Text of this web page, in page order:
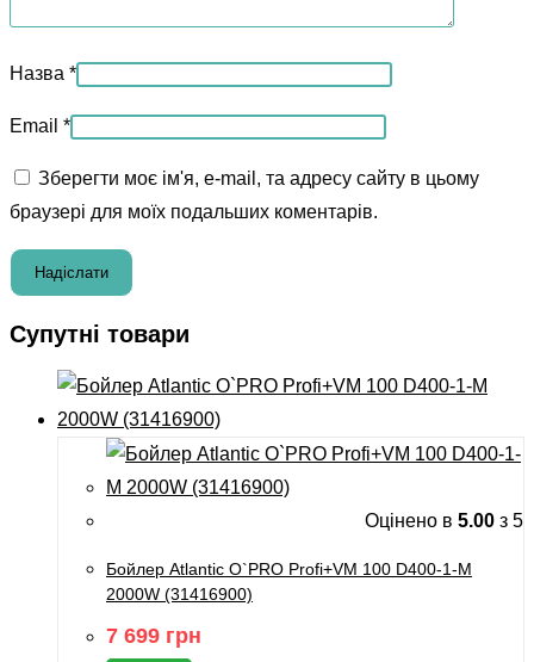
Назва *
Email *
Зберегти моє ім'я, e-mail, та адресу сайту в цьому
браузері для моїх подальших коментарів.
Супутні товари
Оцінено в 5.00 з 5
Бойлер Atlantic O`PRO Profi+VM 100 D400-1-М
2000W (31416900)
7 699 грн